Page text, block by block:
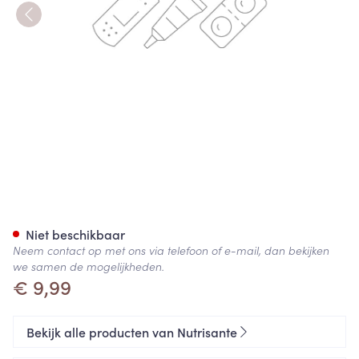
€ 9,99
Niet beschikbaar
Neem contact op met ons via telefoon of e-mail, dan bekijken
we samen de mogelijkheden.
Bekijk alle producten van Nutrisante